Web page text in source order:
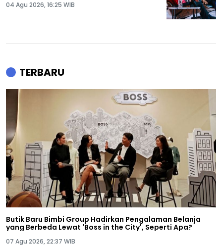
04 Agu 2026, 16:25 WIB
TERBARU
Butik Baru Bimbi Group Hadirkan Pengalaman Belanja
yang Berbeda Lewat 'Boss in the City', Seperti Apa?
07 Agu 2026, 22:37 WIB